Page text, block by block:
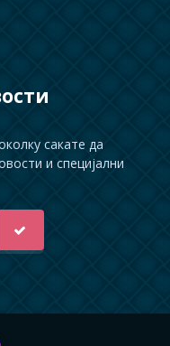
сакате да
и специјални